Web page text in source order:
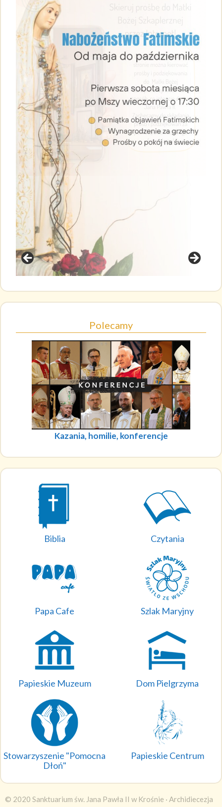
Polecamy
Kazania, homilie, konferencje
Biblia Czytania
Papa Cafe Szlak Maryjny
Papieskie Muzeum Dom Pielgrzyma
Stowarzyszenie "Pomocna
Dłoń"
Papieskie Centrum
© 2020 Sanktuarium św. Jana Pawła II w Krośnie · Archidiecezja